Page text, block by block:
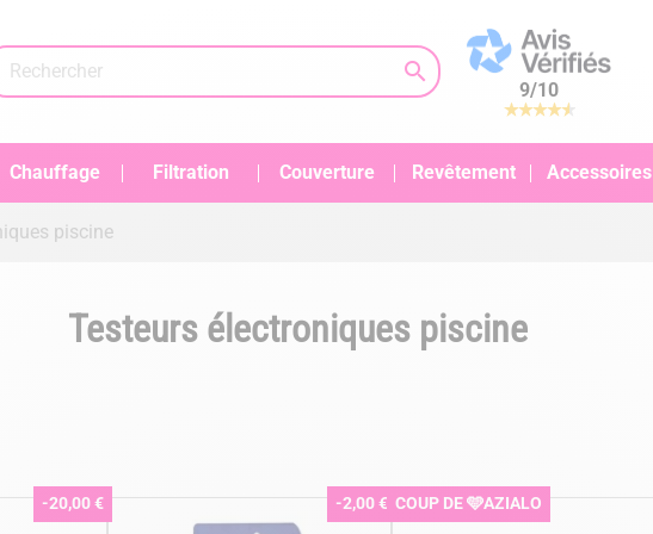

9/10
Chauffage Filtration Couverture Revêtement Accessoires
piscine
Testeurs électroniques piscine
-20,00 € -2,00 € COUP DE 🩵AZIALO